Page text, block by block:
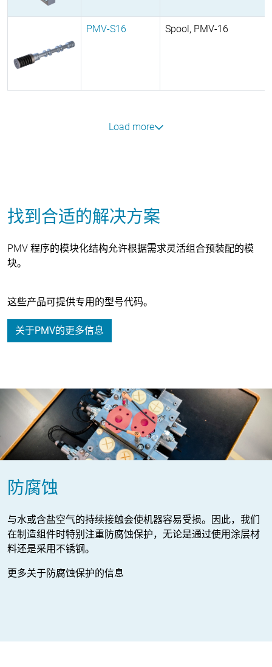
PMV-S16 Spool, PMV-16
Load more
找到合适的解决方案
PMV 程序的模块化结构允许根据需求灵活组合预装配的模
块。
这些产品可提供专用的型号代码。
关于PMV的更多信息
防腐蚀
与水或含盐空气的持续接触会使机器容易受损。因此，我们
在制造组件时特别注重防腐蚀保护，无论是通过使用涂层材
料还是采用不锈钢。
更多关于防腐蚀保护的信息